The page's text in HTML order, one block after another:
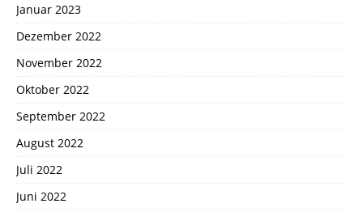
Januar 2023
Dezember 2022
November 2022
Oktober 2022
September 2022
August 2022
Juli 2022
Juni 2022